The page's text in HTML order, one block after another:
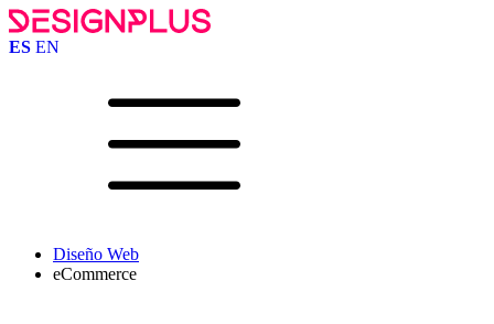
ES EN
Diseño Web
eCommerce